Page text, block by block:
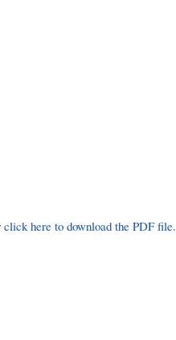
click here to download the PDF file.